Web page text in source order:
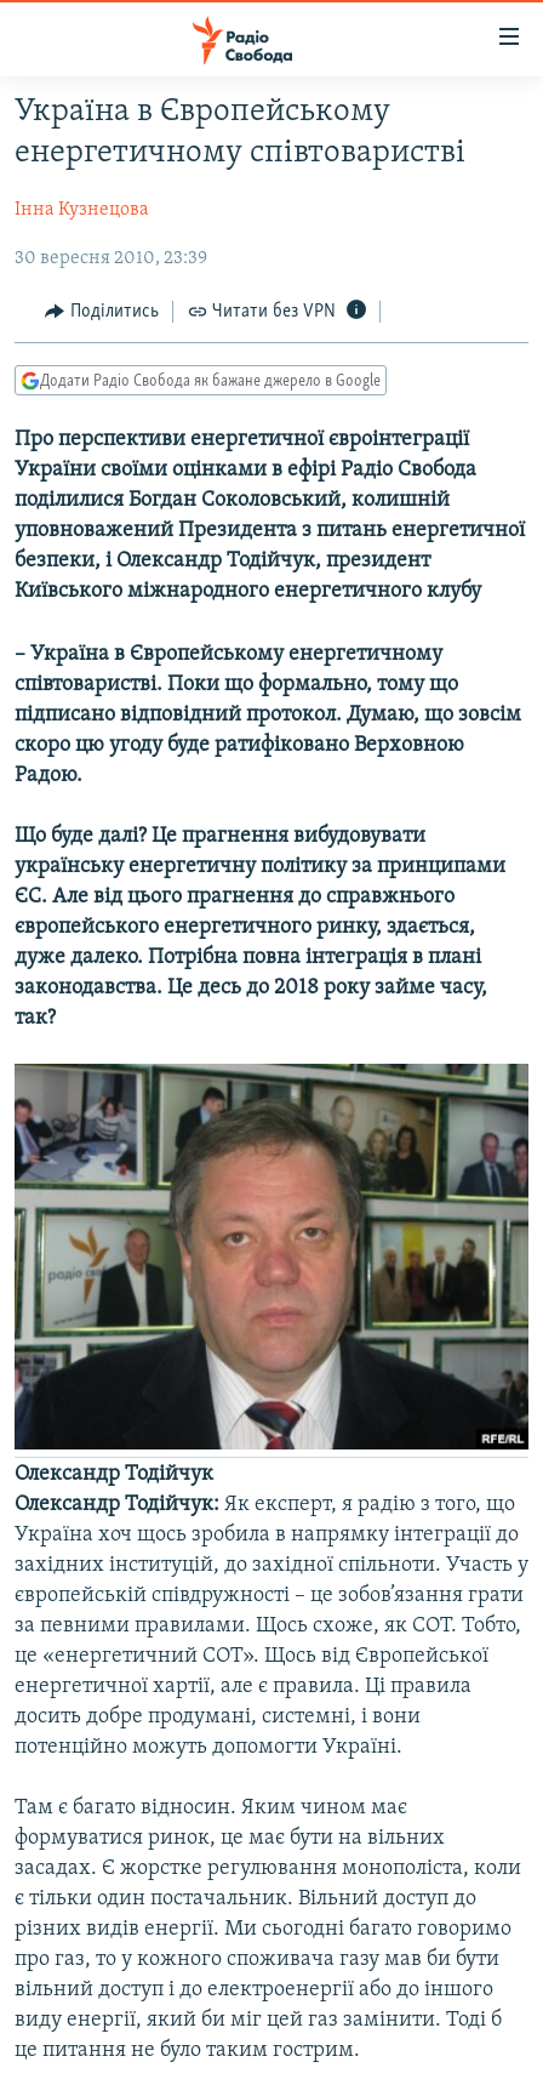
Перейти
до
основного
Перейти
до
навігації
Перейти
до
пошуку
РАДІО СВОБОДА – 70 РОКІВ
ВСЕ ЗА ДОБУ
СТАТТІ
ПОЛІТИКА
ЕКОНОМІКА
СУСПІЛЬСТВО
КУЛЬТУРА
СПОРТ
УКРАЇНА
СВІТ
ВІЙНА
РОСІЙСЬКА «ФІЛЬТРАЦІЯ»
ДОНБАС.РЕАЛІЇ
КРИМ.РЕАЛІЇ
ТИ ЯК?
СХЕМИ
ПРИАЗОВ’Я
КИТАЙ.ВИКЛИКИ
ФОТО
СПЕЦПРОЄКТИ
ПОДКАСТИ
РУС
УКР
КТАТ
ДОЛУЧАЙСЯ!
Усі сайти RFE/RL
Україна в Європейському
енергетичному співтоваристві
Інна Кузнецова
30 вересня 2010, 23:39
Поділитись Читати без VPN
Додати Радіо Свобода як бажане джерело в Google
Про перспективи енергетичної євроінтеграції
України своїми оцінками в ефірі Радіо Свобода
поділилися Богдан Соколовський, колишній
уповноважений Президента з питань енергетичної
безпеки, і Олександр Тодійчук, президент
Київського міжнародного енергетичного клубу
– Україна в Європейському енергетичному
співтоваристві. Поки що формально, тому що
підписано відповідний протокол. Думаю, що зовсім
скоро цю угоду буде ратифіковано Верховною
Радою.
Що буде далі? Це прагнення вибудовувати
українську енергетичну політику за принципами
ЄС. Але від цього прагнення до справжнього
європейського енергетичного ринку, здається,
дуже далеко. Потрібна повна інтеграція в плані
законодавства. Це десь до 2018 року займе часу,
так?
Олександр Тодійчук
Олександр Тодійчук: Як експерт, я радію з того, що
Україна хоч щось зробила в напрямку інтеграції до
західних інституцій, до західної спільноти. Участь у
європейській співдружності – це зобов’язання грати
за певними правилами. Щось схоже, як СОТ. Тобто,
це «енергетичний СОТ». Щось від Європейської
енергетичної хартії, але є правила. Ці правила
досить добре продумані, системні, і вони
потенційно можуть допомогти Україні.
Там є багато відносин. Яким чином має
формуватися ринок, це має бути на вільних
засадах. Є жорстке регулювання монополіста, коли
є тільки один постачальник. Вільний доступ до
різних видів енергії. Ми сьогодні багато говоримо
про газ, то у кожного споживача газу мав би бути
вільний доступ і до електроенергії або до іншого
виду енергії, який би міг цей газ замінити. Тоді б
це питання не було таким гострим.